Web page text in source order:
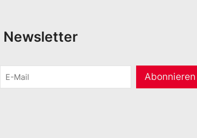
Newsletter
M
Abonnieren